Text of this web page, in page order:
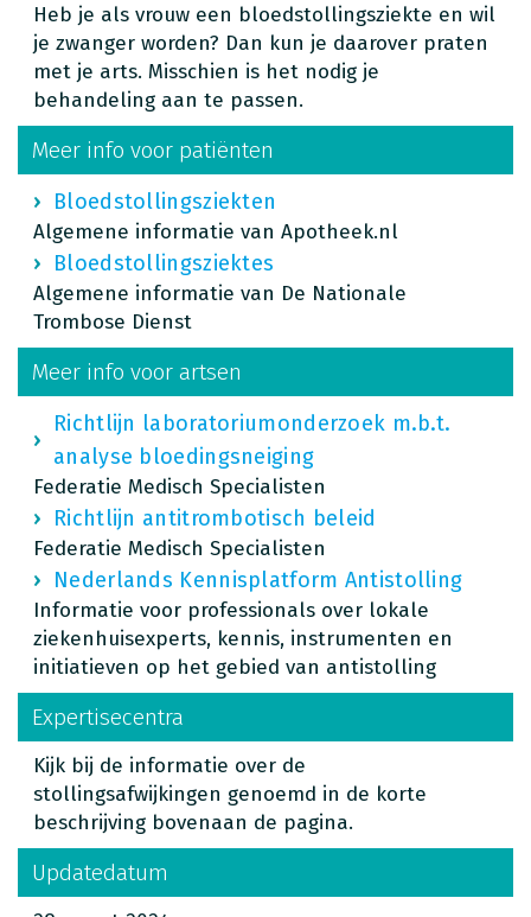
Heb je als vrouw een bloedstollingsziekte en wil
je zwanger worden? Dan kun je daarover praten
met je arts. Misschien is het nodig je
behandeling aan te passen.
Meer info voor patiënten
Bloedstollingsziekten
Algemene informatie van Apotheek.nl
Bloedstollingsziektes
Algemene informatie van De Nationale
Trombose Dienst
Meer info voor artsen
Richtlijn laboratoriumonderzoek m.b.t.
analyse bloedingsneiging
Federatie Medisch Specialisten
Richtlijn antitrombotisch beleid
Federatie Medisch Specialisten
Nederlands Kennisplatform Antistolling
Informatie voor professionals over lokale
ziekenhuisexperts, kennis, instrumenten en
initiatieven op het gebied van antistolling
Expertisecentra
Kijk bij de informatie over de
stollingsafwijkingen genoemd in de korte
beschrijving bovenaan de pagina.
Updatedatum